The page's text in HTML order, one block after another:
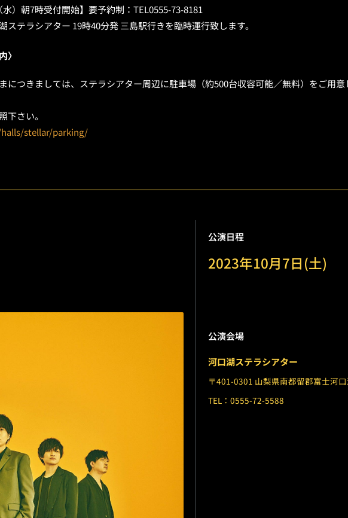
）朝7時受付開始】要予約制：TEL0555-73-8181
テラシアター 19時40分発 三島駅行きを臨時運行致します。
〉
につきましては、ステラシアター周辺に駐車場（約500台収容可能／無料）をご用意
下さい。
stellar/parking/
公演日程
2023年10月7日(土)
公演会場
河口湖ステラシアター
〒401-0301 山梨県南都留郡富士河
TEL：0555-72-5588